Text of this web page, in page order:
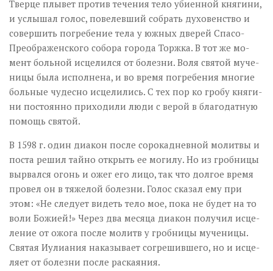
Твер­це плы­вет про­тив те­че­ния те­ло уби­ен­ной кня­ги­ни,
и услы­шал го­лос, по­велев­ший со­брать ду­хо­вен­ство и
со­вер­шить по­гре­бе­ние те­ла у юж­ных две­рей Спа­со-
Пре­об­ра­жен­ско­го со­бо­ра го­ро­да Торж­ка. В тот же мо­
мент боль­ной ис­це­лил­ся от бо­лез­ни. Во­ля свя­той му­че­
ни­цы бы­ла ис­пол­не­на, и во вре­мя по­гре­бе­ния мно­гие
боль­ные чу­дес­но ис­це­ли­лись. С тех пор ко гро­бу кня­ги­
ни по­сто­ян­но при­хо­ди­ли лю­ди с ве­рой в бла­го­дат­ную
по­мощь свя­той.
В 1598 г. один диа­кон по­сле со­ро­ка­днев­ной мо­лит­вы и
по­ста ре­шил тай­но от­крыть ее мо­ги­лу. Но из гроб­ни­цы
вы­рвал­ся огонь и ожег его ли­цо, так что дол­гое вре­мя
про­вел он в тя­же­лой бо­лез­ни. Го­лос ска­зал ему при
этом: «Не сле­ду­ет ви­деть те­ло мое, по­ка не бу­дет на то
во­ли Бо­жи­ей!» Через два ме­ся­ца диа­кон по­лу­чил ис­це­
ле­ние от ожо­га по­сле мо­литв у гроб­ни­цы му­че­ни­цы.
Свя­тая Иули­а­ния на­ка­зы­ва­ет со­гре­шив­ше­го, но и ис­це­
ля­ет от бо­лез­ни по­сле рас­ка­я­ния.